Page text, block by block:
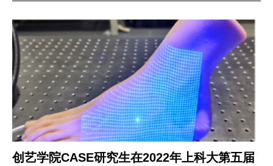
创艺学院CASE研究生在2022年上科大第五届